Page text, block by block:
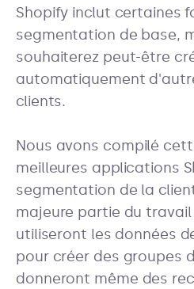
Shopify inclut certaines
segmentation de base,
souhaiterez peut-être
automatiquement
clients.
Nous avons compilé
meilleures applications
segmentation de la
majeure partie du
utiliseront les données
pour créer des groupes
donneront même des